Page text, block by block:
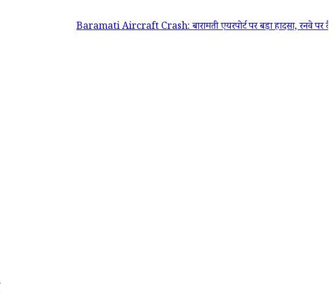
Baramati Aircraft Crash: बारामती एयरपोर्ट पर बड़ा हादसा, रनवे पर टैक्सिंग के